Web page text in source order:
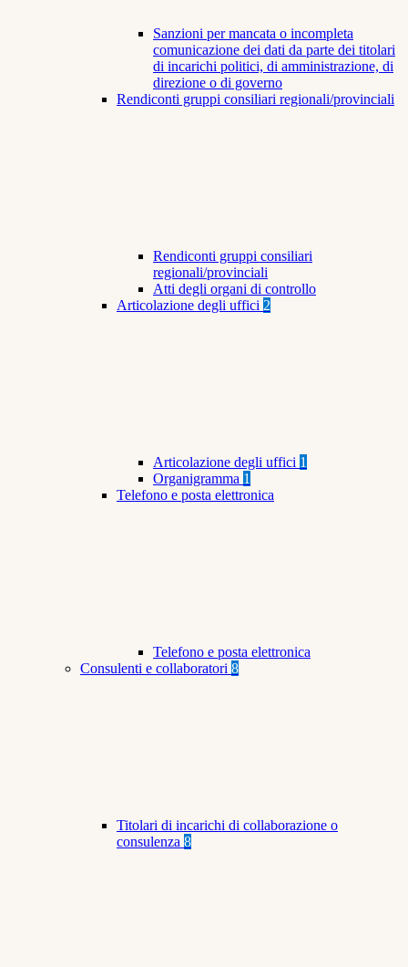
Sanzioni per mancata o incompleta
comunicazione dei dati da parte dei titolari
di incarichi politici, di amministrazione, di
direzione o di governo
Rendiconti gruppi consiliari regionali/provinciali
Rendiconti gruppi consiliari
regionali/provinciali
Atti degli organi di controllo
Articolazione degli uffici 2
Articolazione degli uffici 1
Organigramma 1
Telefono e posta elettronica
Telefono e posta elettronica
Consulenti e collaboratori 8
Titolari di incarichi di collaborazione o
consulenza 8